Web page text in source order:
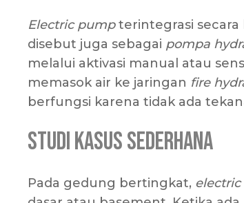
Electric pumpterintegrasi secara
disebut juga sebagai pompa
melalui aktivasi manual atau
memasok air ke jaringan fire
berfungsi karena tidak ada
Studi Kasus Sederhana
Pada gedung bertingkat,